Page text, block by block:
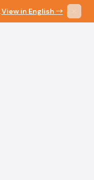
View in English →